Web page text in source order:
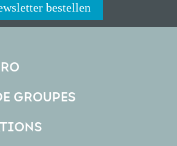
bestellen
GROUPES